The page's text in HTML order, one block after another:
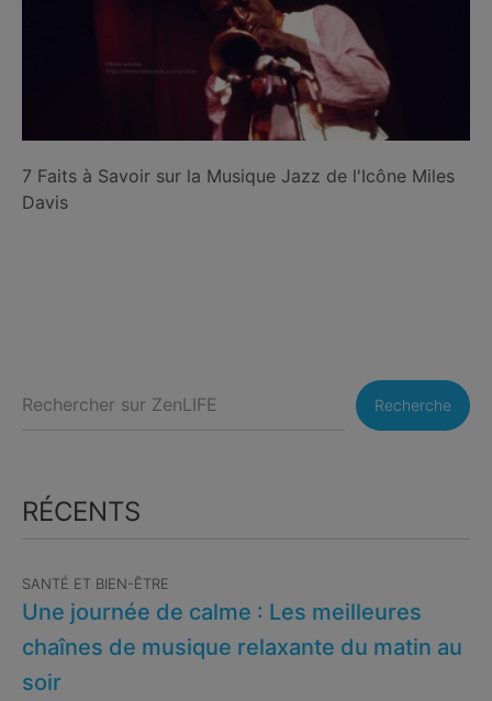
7 Faits à Savoir sur la Musique Jazz de l'Icône Miles
Davis
Recherche
RÉCENTS
SANTÉ ET BIEN-ÊTRE
Une journée de calme : Les meilleures
chaînes de musique relaxante du matin au
soir